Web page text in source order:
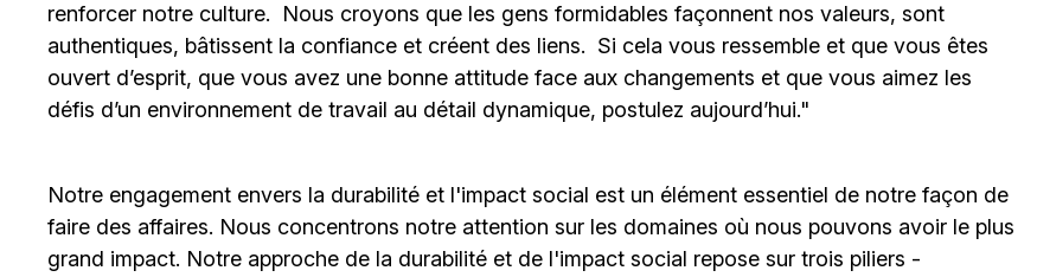
renforcer notre culture. Nous croyons que les gens formidables façonnent nos valeurs, sont
authentiques, bâtissent la confiance et créent des liens. Si cela vous ressemble et que vous êtes
ouvert d’esprit, que vous avez une bonne attitude face aux changements et que vous aimez les
défis d’un environnement de travail au détail dynamique, postulez aujourd’hui."
Notre engagement envers la durabilité et l'impact social est un élément essentiel de notre façon de
faire des affaires. Nous concentrons notre attention sur les domaines où nous pouvons avoir le plus
grand impact. Notre approche de la durabilité et de l'impact social repose sur trois piliers -